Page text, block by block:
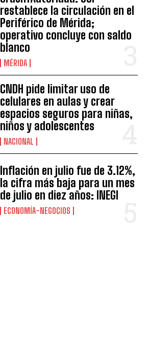
restablece la circulación en el
Periférico de Mérida;
operativo concluye con saldo
blanco
MÉRIDA
CNDH pide limitar uso de
celulares en aulas y crear
espacios seguros para niñas,
niños y adolescentes
NACIONAL
Inflación en julio fue de 3.12%,
la cifra más baja para un mes
de julio en diez años: INEGI
ECONOMÍA-NEGOCIOS